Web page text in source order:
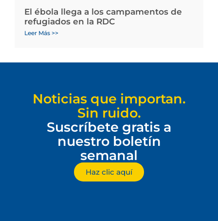
El ébola llega a los campamentos de
refugiados en la RDC
Leer Más >>
Noticias que importan.
Sin ruido.
Suscríbete gratis a
nuestro boletín
semanal
Haz clic aquí